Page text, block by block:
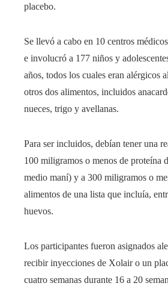
placebo.
Se llevó a cabo en 10 centros
e involucró a 177 niños y
años, todos los cuales eran alérgicos
otros dos alimentos, incluidos
nueces, trigo y avellanas.
Para ser incluidos, debían tener una
100 miligramos o menos de proteína
medio maní) y a 300 miligramos o
alimentos de una lista que incluía,
huevos.
Los participantes fueron asignados
recibir inyecciones de Xolair o un
cuatro semanas durante 16 a 20